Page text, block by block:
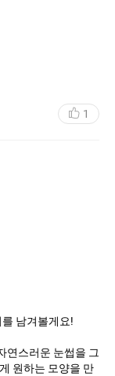
돌려보니 뚝 떨인
1
남겨볼게요!
연스러운 눈썹을 그
원하는 모양을 만